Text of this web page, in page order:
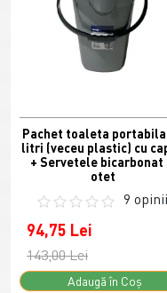
Pachet toaleta portabila
litri (veceu plastic) cu
+ Servetele bicarbonat
otet
9 opinii
94,75 Lei
143,00 Lei
Adaugă în Coş